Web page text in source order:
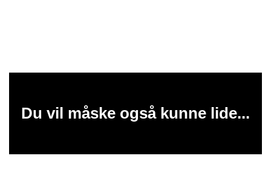
Du vil måske også kunne lide...